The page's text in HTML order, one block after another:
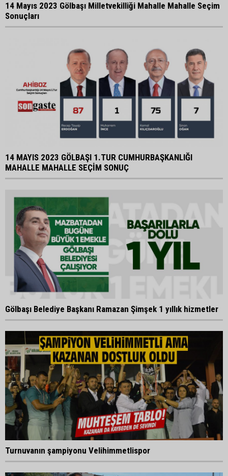
14 Mayıs 2023 Gölbaşı Milletvekilliği Mahalle Mahalle Seçim
Sonuçları
14 MAYIS 2023 GÖLBAŞI 1.TUR CUMHURBAŞKANLIĞI
MAHALLE MAHALLE SEÇİM SONUÇ
Gölbaşı Belediye Başkanı Ramazan Şimşek 1 yıllık hizmetler
Turnuvanın şampiyonu Velihimmetlispor